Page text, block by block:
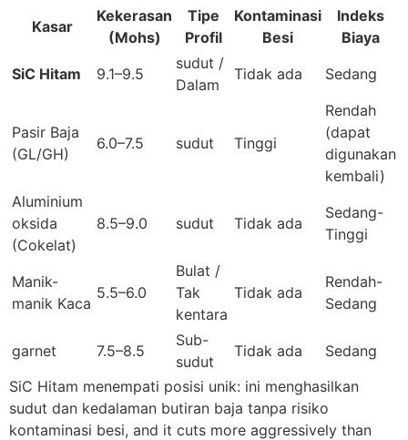
Kasar
Kekerasan
(Mohs)
Tipe
Profil
Kontaminasi
Besi
Indeks
Biaya
SiC Hitam
9.1–9.5
sudut /
Dalam
Tidak ada Sedang
Pasir Baja
(GL/GH)
6.0–7.5 sudut Tinggi
Rendah
(dapat
digunakan
kembali)
Aluminium
oksida
(Cokelat)
8.5–9.0 sudut Tidak ada
Sedang-
Tinggi
Manik-
manik Kaca
5.5–6.0
Bulat /
Tak
kentara
Tidak ada
Rendah-
Sedang
garnet 7.5–8.5
Sub-
sudut
Tidak ada
Sedang
SiC Hitam menempati posisi unik: ini menghasilkan
sudut dan kedalaman butiran baja tanpa risiko
kontaminasi besi, and it cuts more aggressively than